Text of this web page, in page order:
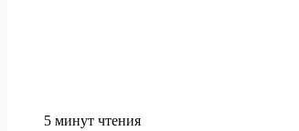
5 минут чтения